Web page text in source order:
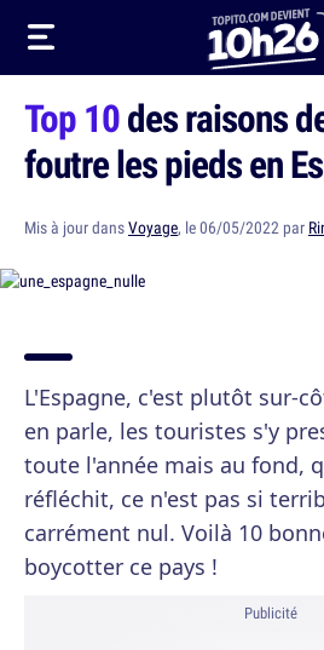
Top 10des raisons
foutre les pieds en
Mis à jour dansVoyage, le 06/05/2022 par
L'Espagne, c'est plutôt sur-
en parle, les touristes s'y
toute l'année mais au fond,
réfléchit, ce n'est pas si
carrément nul. Voilà 10
boycotter ce pays !
Publicité